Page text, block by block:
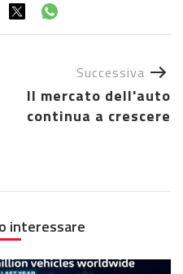
Successiva
Il mercato dell'auto
continua a crescere
interessare